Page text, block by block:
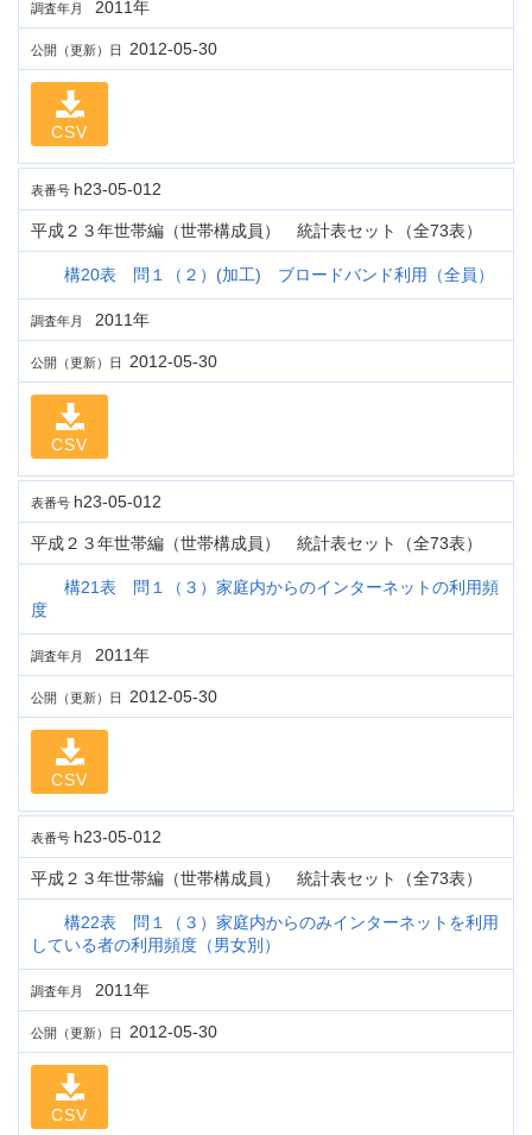
調査年月 2011年
公開（更新）日 2012-05-30
CSV
表番号 h23-05-012
平成２３年世帯編（世帯構成員） 統計表セット（全73表）
構20表 問１（２）(加工) ブロードバンド利用（全員）
調査年月 2011年
公開（更新）日 2012-05-30
CSV
表番号 h23-05-012
平成２３年世帯編（世帯構成員） 統計表セット（全73表）
構21表 問１（３）家庭内からのインターネットの利用頻
度
調査年月 2011年
公開（更新）日 2012-05-30
CSV
表番号 h23-05-012
平成２３年世帯編（世帯構成員） 統計表セット（全73表）
構22表 問１（３）家庭内からのみインターネットを利用
している者の利用頻度（男女別）
調査年月 2011年
公開（更新）日 2012-05-30
CSV